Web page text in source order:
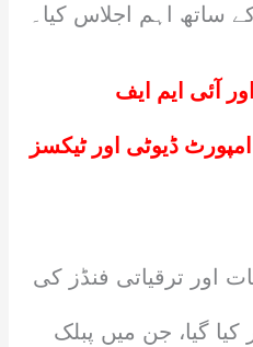
ساتھ اہم اجلاس کیا۔
آئی ایم ایف
ڈیوٹی اور ٹیکسز
اور ترقیاتی فنڈز کی
گیا، جن میں پبلک